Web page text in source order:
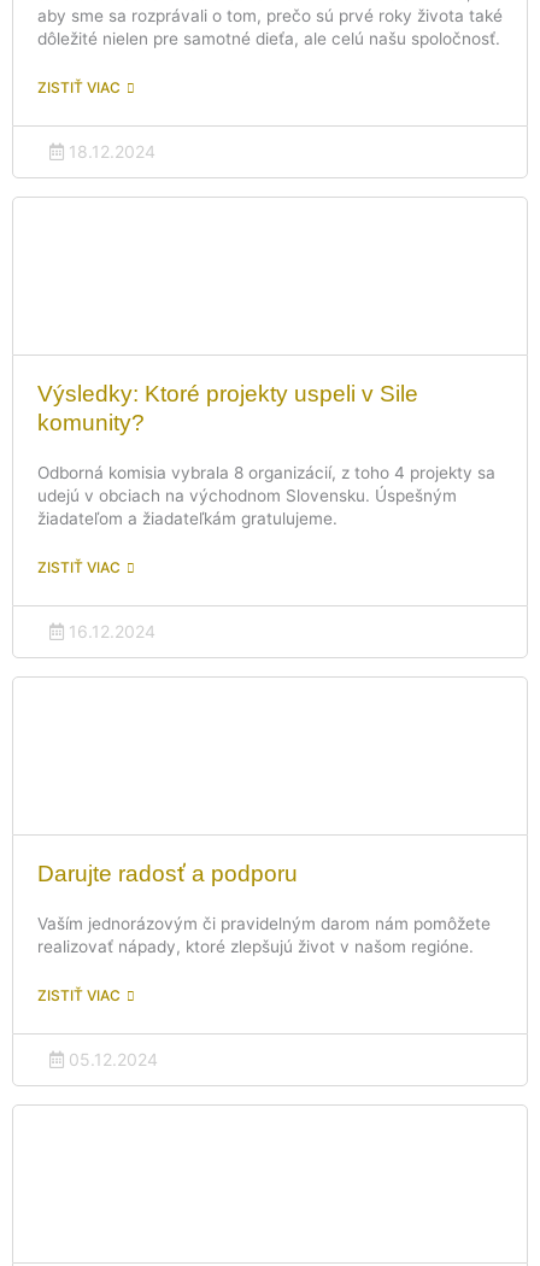
aby sme sa rozprávali o tom, prečo sú prvé roky života také
dôležité nielen pre samotné dieťa, ale celú našu spoločnosť.
ZISTIŤ VIAC
18.12.2024
Výsledky: Ktoré projekty uspeli v Sile
komunity?
Odborná komisia vybrala 8 organizácií, z toho 4 projekty sa
udejú v obciach na východnom Slovensku. Úspešným
žiadateľom a žiadateľkám gratulujeme.
ZISTIŤ VIAC
16.12.2024
Darujte radosť a podporu
Vaším jednorázovým či pravidelným darom nám pomôžete
realizovať nápady, ktoré zlepšujú život v našom regióne.
ZISTIŤ VIAC
05.12.2024